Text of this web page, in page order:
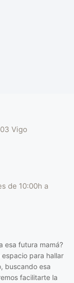
Vigo
de 10:00h a
esa futura mamá?
para hallar
buscando esa
facilitarte la